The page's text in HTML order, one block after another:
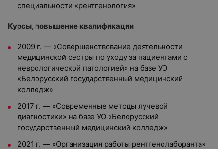
специальности «рентгенология»
Курсы, повышение квалификации
2009 г. — «Совершенствование деятельности
медицинской сестры по уходу за пациентами с
неврологической патологией» на базе УО
«Белорусский государственный медицинский
колледж»
2017 г. — «Современные методы лучевой
диагностики» на базе УО «Белорусский
государственный медицинский колледж»
2021 г. — «Организация работы рентгенолаборанта»